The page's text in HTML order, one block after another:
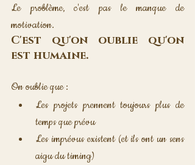
Le problème, c'est pas le manque de
motivation.
C'est qu'on oublie qu'on
est humaine.
On oublie que :
Les projets prennent toujours plus de
temps que prévu
Les imprévus existent (et ils ont un sens
aigu du timing)